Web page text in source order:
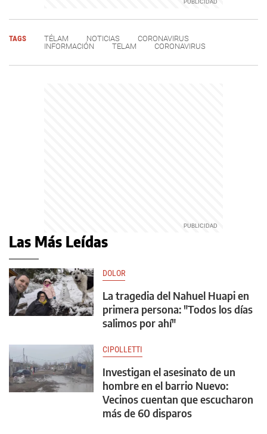
TAGS TÉLAM NOTICIAS
CORONAVIRUS
INFORMACIÓN
TELAM CORONAVIRUS
Las Más Leídas
DOLOR
La tragedia del Nahuel Huapi en
primera persona: "Todos los días
salimos por ahí"
CIPOLLETTI
Investigan el asesinato de un
hombre en el barrio Nuevo:
Vecinos cuentan que escucharon
más de 60 disparos